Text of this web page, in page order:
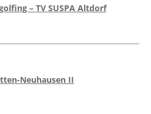
– TV SUSPA Altdorf
Neuhausen II